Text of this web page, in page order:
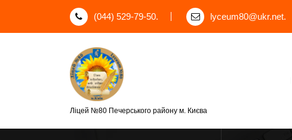
р
(044) 529-79-50. lyceum80@ukr.net.
Ліцей №80 Печерського району м. Києва